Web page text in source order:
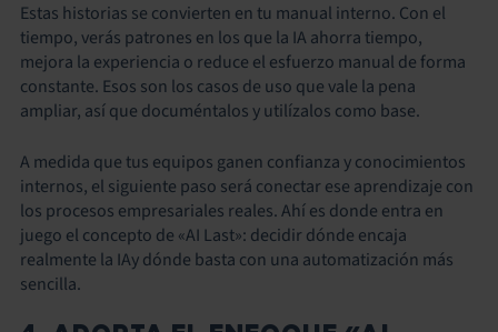
Estas historias se convierten en tu manual interno. Con el
tiempo, verás patrones en los que la IA ahorra tiempo,
mejora la experiencia o reduce el esfuerzo manual de forma
constante. Esos son los casos de uso que vale la pena
ampliar, así que documéntalos y utilízalos como base.
A medida que tus equipos ganen confianza y conocimientos
internos, el siguiente paso será conectar ese aprendizaje con
los procesos empresariales reales. Ahí es donde entra en
juego el concepto de «AI Last»: decidir dónde encaja
realmente la IAy dónde basta con una automatización más
sencilla.